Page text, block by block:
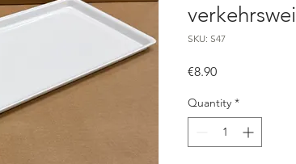
SKU: S47
€8.90Price
Quantity *